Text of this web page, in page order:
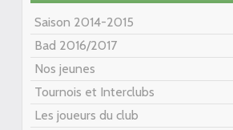
Saison 2014-2015
Bad 2016/2017
Nos jeunes
Tournois et Interclubs
Les joueurs du club